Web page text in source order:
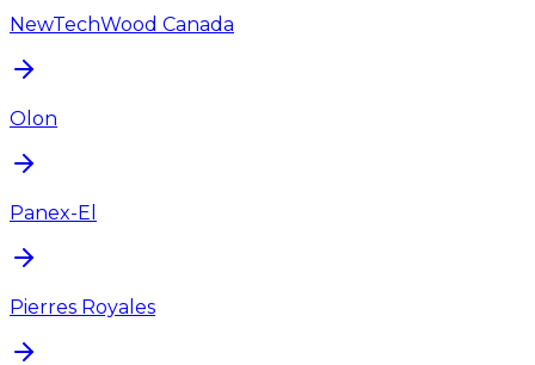
NewTechWood Canada
Olon
Panex-El
Pierres Royales